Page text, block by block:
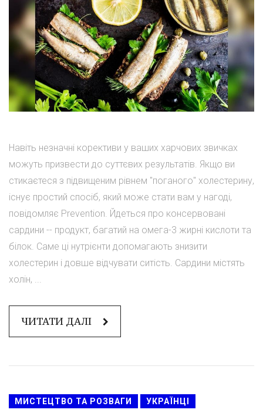
Навіть незначні корективи у ваших харчових звичках
можуть призвести до суттєвих результатів. Якщо ви
стикаєтеся з підвищеним рівнем "поганого" холестерину,
існує простий спосіб, який може стати вам у нагоді,
повідомляє Prevention. Йдеться про консервовані
сардини -- продукт, багатий на омега-3 жирні кислоти та
білок. Саме ці нутрієнти допомагають знизити
холестерин і довше відчувати ситість. Сардини містять
холін, ...
ЧИТАТИ ДАЛІ
МИСТЕЦТВО ТА РОЗВАГИ УКРАЇНЦІ